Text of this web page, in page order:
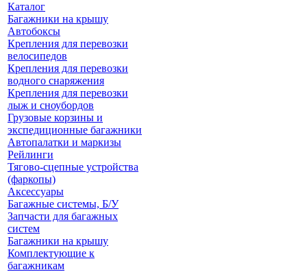
Каталог
Багажники на крышу
Автобоксы
Крепления для перевозки
велосипедов
Крепления для перевозки
водного снаряжения
Крепления для перевозки
лыж и сноубордов
Грузовые корзины и
экспедиционные багажники
Автопалатки и маркизы
Рейлинги
Тягово-сцепные устройства
(фаркопы)
Аксессуары
Багажные системы, Б/У
Запчасти для багажных
систем
Багажники на крышу
Комплектующие к
багажникам